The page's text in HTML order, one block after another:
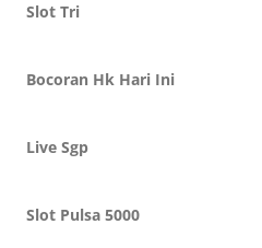
Slot Tri
Bocoran Hk Hari Ini
Live Sgp
Slot Pulsa 5000